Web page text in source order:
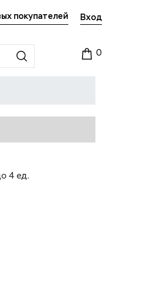
покупателей Вход
0
4 ед.